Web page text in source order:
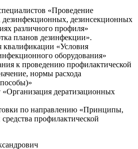
«Проведение
дезинфекционных, дезинсекционных
различного профиля»
планов дезинфекции».
«Условия
оборудования»
к проведению профилактической
нормы расхода
дератизационных
по направлению «Принципы,
профилактической